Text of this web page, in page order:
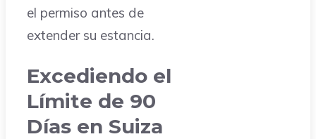
el permiso antes de
extender su estancia.
Excediendo el
Límite de 90
Días en Suiza